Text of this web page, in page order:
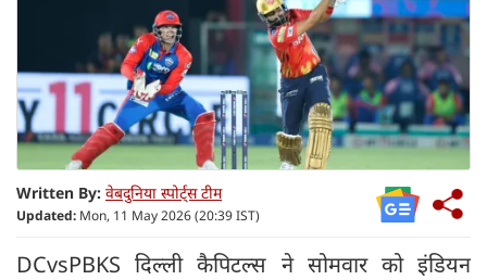
Written By: वेबदुनिया स्पोर्ट्स टीम
Updated: Mon, 11 May 2026 (20:39 IST)
DCvsPBKS दिल्ली कैपिटल्स ने सोमवार को इंडियन